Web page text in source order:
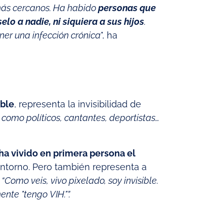
cercanos. Ha habidopersonas que
a nadie, ni siquiera a sus hijos.
una infección crónica", ha
, representa la invisibilidad de
políticos, cantantes, deportistas…
vivido en primera persona el
Pero también representa a
“Como veis, vivo pixelado, soy invisible.
"tengo VIH."”.